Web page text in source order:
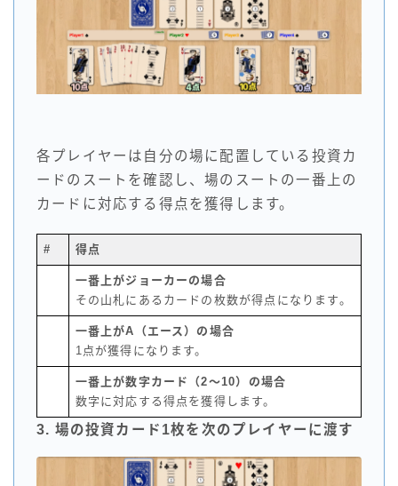
各プレイヤーは自分の場に配置している投資カ
ードのスートを確認し、場のスートの一番上の
カードに対応する得点を獲得します。
# 得点
一番上がジョーカーの場合
その山札にあるカードの枚数が得点になります。
一番上がA（エース）の場合
1点が獲得になります。
一番上が数字カード（2～10） の場合
数字に対応する得点を獲得します。
3. 場の投資カード1枚を次のプレイヤーに渡す